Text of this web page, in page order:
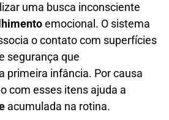
uma busca inconsciente
emocional. O sistema
o contato com superfícies
segurança que
primeira infância. Por causa
com esses itens ajuda a
acumulada na rotina.